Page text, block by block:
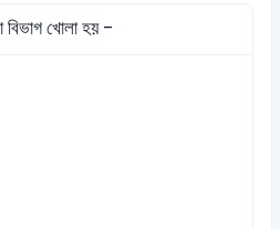
বিভাগ খোলা হয় -